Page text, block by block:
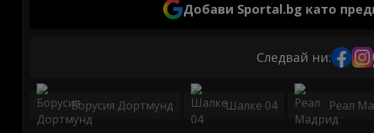
Добави Sportal.bg като
Следвай ни:
Борусия Дортмунд Шалке 04 Реал